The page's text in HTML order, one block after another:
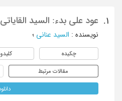
1. عود علی بدء: السید القایاتی
نویسنده : السید عنانی ؛
چکیده
مقالات مرتبط